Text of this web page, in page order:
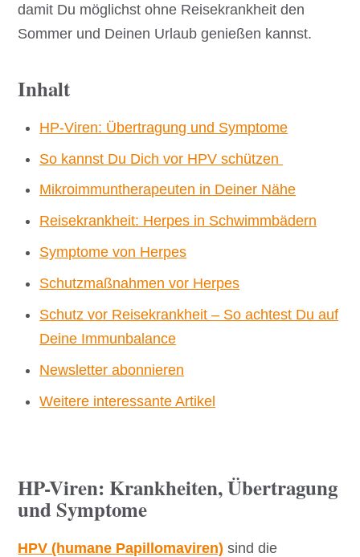
damit Du möglichst ohne Reisekrankheit den
Sommer und Deinen Urlaub genießen kannst.
Inhalt
HP-Viren: Übertragung und Symptome
So kannst Du Dich vor HPV schützen
Mikroimmuntherapeuten in Deiner Nähe
Reisekrankheit: Herpes in Schwimmbädern
Symptome von Herpes
Schutzmaßnahmen vor Herpes
Schutz vor Reisekrankheit – So achtest Du auf
Deine Immunbalance
Newsletter abonnieren
Weitere interessante Artikel
HP-Viren: Krankheiten, Übertragung
und Symptome
HPV (humane Papillomaviren) sind die